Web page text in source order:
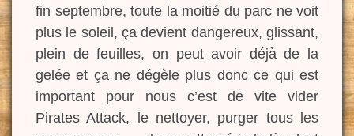
fin septembre, toute la moitié du parc ne voit
plus le soleil, ça devient dangereux, glissant,
plein de feuilles, on peut avoir déjà de la
gelée et ça ne dégèle plus donc ce qui est
important pour nous c’est de vite vider
Pirates Attack, le nettoyer, purger tous les